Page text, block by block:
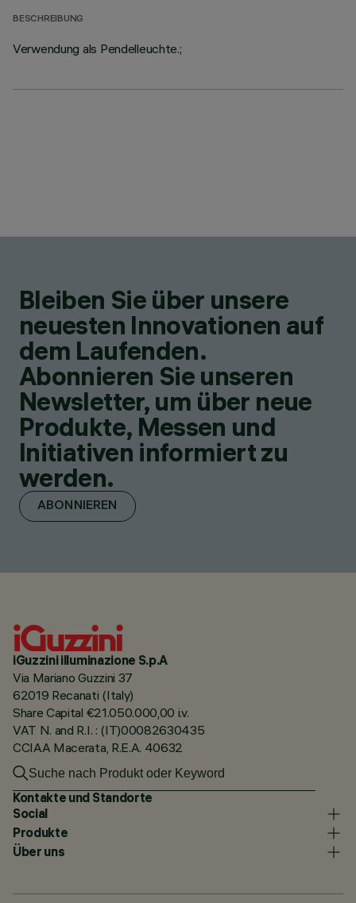
BESCHREIBUNG
Verwendung als Pendelleuchte.;
Bleiben Sie über unsere
neuesten Innovationen auf
dem Laufenden.
Abonnieren Sie unseren
Newsletter, um über neue
Produkte, Messen und
Initiativen informiert zu
werden.
ABONNIEREN
iGuzzini illuminazione S.p.A
Via Mariano Guzzini 37
62019 Recanati (Italy)
Share Capital €21.050.000,00 i.v.
VAT N. and R.I. : (IT)00082630435
CCIAA Macerata, R.E.A. 40632
Kontakte und Standorte
Social
Produkte
Über uns